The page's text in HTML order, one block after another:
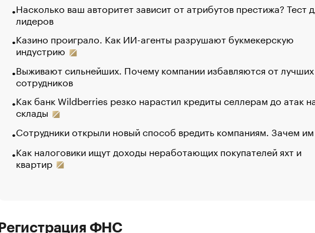
Насколько ваш авторитет зависит от атрибутов престижа? Тест
лидеров
Казино проиграло. Как ИИ-агенты разрушают букмекерскую
индустрию
Выживают сильнейших. Почему компании избавляются от лучших
сотрудников
Как банк Wildberries резко нарастил кредиты селлерам до атак
склады
Сотрудники открыли новый способ вредить компаниям. Зачем
Как налоговики ищут доходы неработающих покупателей яхт и
квартир
Регистрация ФНС